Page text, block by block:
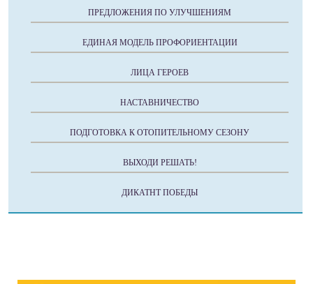
ПРЕДЛОЖЕНИЯ ПО УЛУЧШЕНИЯМ
ЕДИНАЯ МОДЕЛЬ ПРОФОРИЕНТАЦИИ
ЛИЦА ГЕРОЕВ
НАСТАВНИЧЕСТВО
ПОДГОТОВКА К ОТОПИТЕЛЬНОМУ СЕЗОНУ
ВЫХОДИ РЕШАТЬ!
ДИКАТНТ ПОБЕДЫ